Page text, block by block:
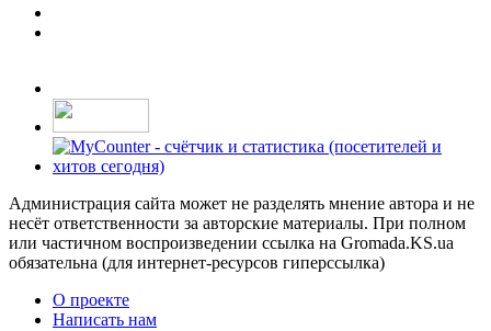
Администрация сайта может не разделять мнение автора и не
несёт ответственности за авторские материалы. При полном
или частичном воспроизведении ссылка на Gromada.KS.ua
обязательна (для интернет-ресурсов гиперссылка)
О проекте
Написать нам